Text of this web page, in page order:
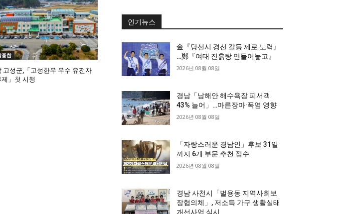
종합
고성군,「고성한우 우수 유전자
제」첫 시행
인기뉴스
金『당선시 경선 갈등 제로 노력』
…鄭『여태 진흙탕 만들어놓고』
2026년 08월 08일
경남「남해안 해수욕장 피서객
43% 늘어」…마른장마·폭염 영향
2026년 08월 08일
「자랑스러운 경남인」후보 31일
까지 6개 부문 추천 접수
2026년 08월 08일
경남 사천시「벌용동 지역사회보
장협의체」, 저소득 가구 생활실태
개선사업 실시